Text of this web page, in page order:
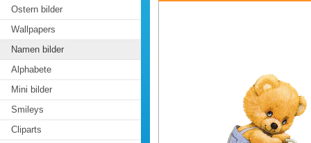
Ostern bilder
Wallpapers
Namen bilder
Alphabete
Mini bilder
Smileys
Cliparts